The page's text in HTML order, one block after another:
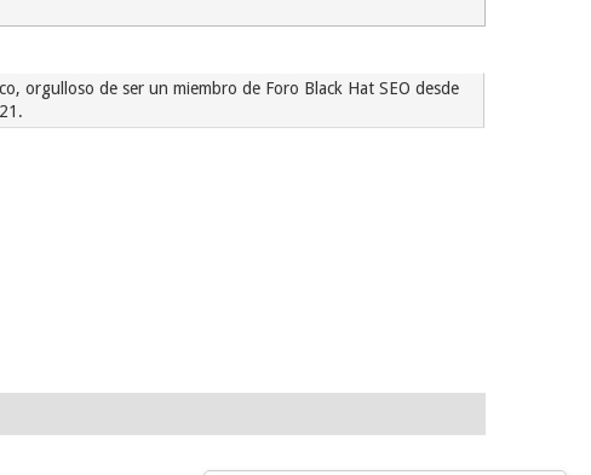
orgulloso de ser un miembro de Foro Black Hat SEO desde